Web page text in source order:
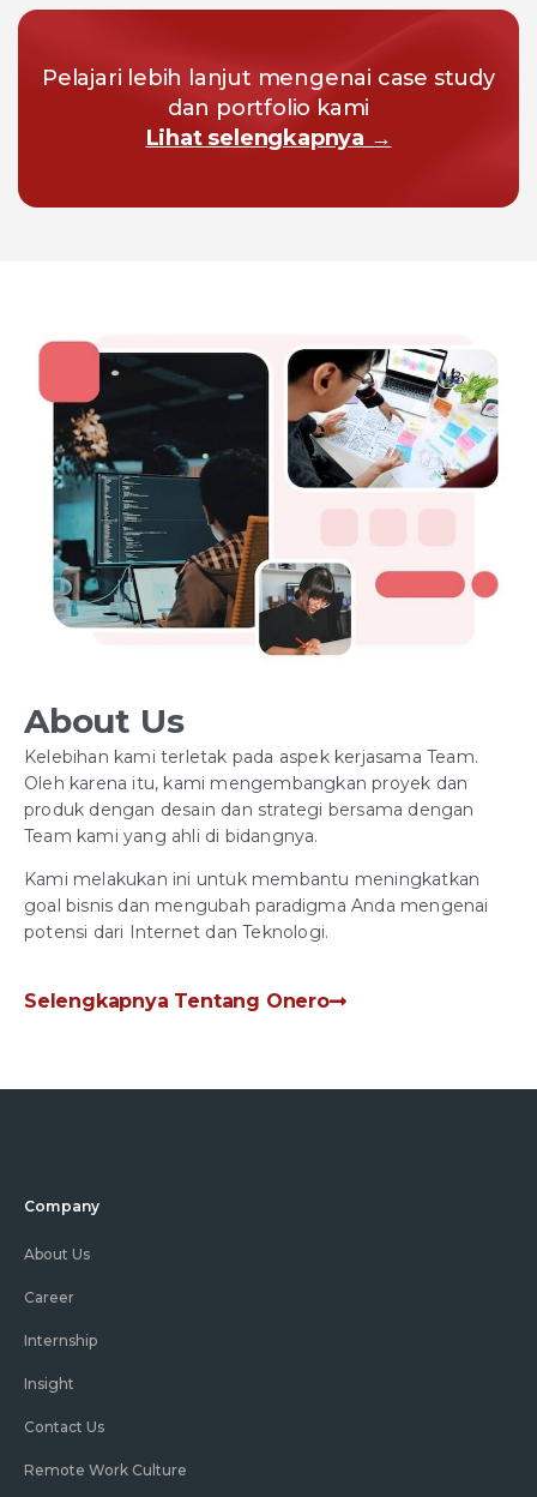
Pelajari lebih lanjut mengenai case study
dan portfolio kami
Lihat selengkapnya →
About Us
Kelebihan kami terletak pada aspek kerjasama Team.
Oleh karena itu, kami mengembangkan proyek dan
produk dengan desain dan strategi bersama dengan
Team kami yang ahli di bidangnya.
Kami melakukan ini untuk membantu meningkatkan
goal bisnis dan mengubah paradigma Anda mengenai
potensi dari Internet dan Teknologi.
Selengkapnya Tentang Onero
Company
About Us
Career
Internship
Insight
Contact Us
Remote Work Culture